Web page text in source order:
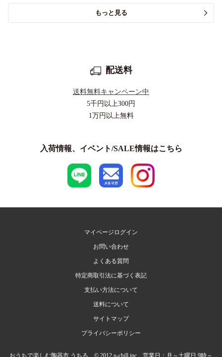
もっと見る
配送料
送料無料キャンペーン中
5千円以上300円
1万円以上無料
入荷情報、イベント/SALE情報はこちら
マイページログイン
お問い合わせ
よくある質問
特定商取引法に基づく表記
支払い方法について
送料について
サイトマップ
プライバシーポリシー
おうちで楽しむ陶器市 うちる © 2012 u-chill.inc 営業日：月～土曜日 9時～